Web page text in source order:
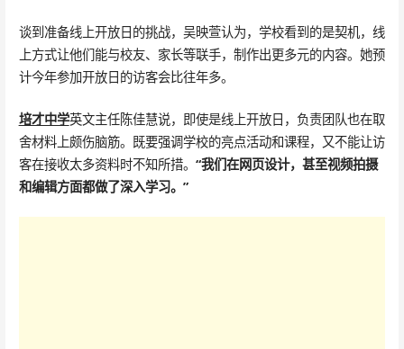
谈到准备线上开放日的挑战，吴映萱认为，学校看到的是契机，线
上方式让他们能与校友、家长等联手，制作出更多元的内容。她预
计今年参加开放日的访客会比往年多。
培才中学英文主任陈佳慧说，即使是线上开放日，负责团队也在取
舍材料上颇伤脑筋。既要强调学校的亮点活动和课程，又不能让访
客在接收太多资料时不知所措。 “我们在网页设计，甚至视频拍摄
和编辑方面都做了深入学习。”